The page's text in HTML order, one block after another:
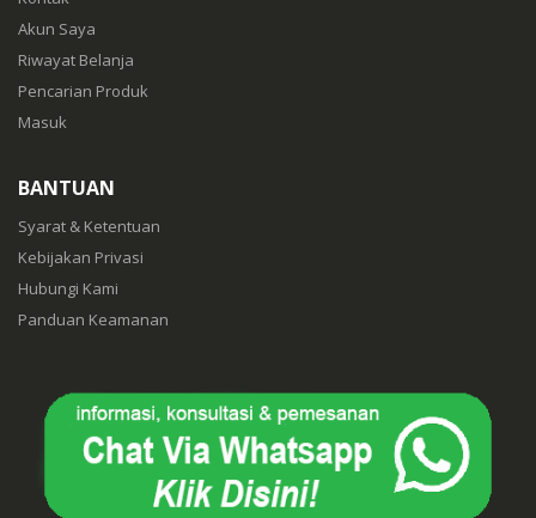
Akun Saya
Riwayat Belanja
Pencarian Produk
Masuk
BANTUAN
Syarat & Ketentuan
Kebijakan Privasi
Hubungi Kami
Panduan Keamanan